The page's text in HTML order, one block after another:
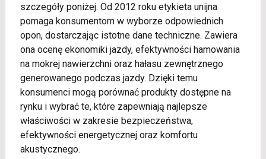
szczegóły poniżej. Od 2012 roku etykieta unijna
pomaga konsumentom w wyborze odpowiednich
opon, dostarczając istotne dane techniczne. Zawiera
ona ocenę ekonomiki jazdy, efektywności hamowania
na mokrej nawierzchni oraz hałasu zewnętrznego
generowanego podczas jazdy. Dzięki temu
konsumenci mogą porównać produkty dostępne na
rynku i wybrać te, które zapewniają najlepsze
właściwości w zakresie bezpieczeństwa,
efektywności energetycznej oraz komfortu
akustycznego.